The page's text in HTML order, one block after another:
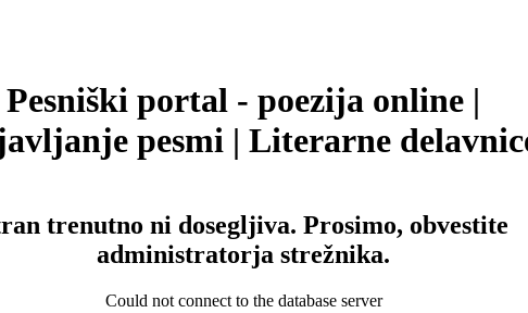
Pesniški portal - poezija online |
pesmi | Literarne
trenutno ni dosegljiva. Prosimo, obvestite
administratorja strežnika.
Could not connect to the database server